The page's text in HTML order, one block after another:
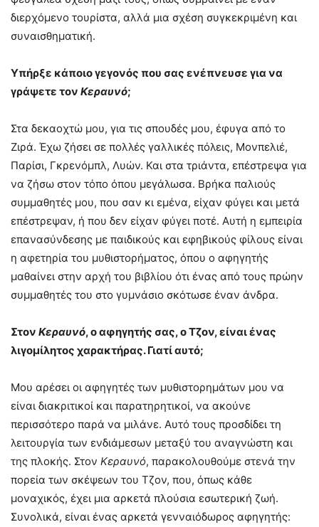
διερχόμενο τουρίστα, αλλά μια σχέση συγκεκριμένη και
συναισθηματική.
Υπήρξε κάποιο γεγονός που σας ενέπνευσε για να
γράψετε τον Κεραυνό;
Στα δεκαοχτώ μου, για τις σπουδές μου, έφυγα από το
Ζιρά. Έχω ζήσει σε πολλές γαλλικές πόλεις, Μονπελιέ,
Παρίσι, Γκρενόμπλ, Λυών. Και στα τριάντα, επέστρεψα για
να ζήσω στον τόπο όπου μεγάλωσα. Βρήκα παλιούς
συμμαθητές μου, που σαν κι εμένα, είχαν φύγει και μετά
επέστρεψαν, ή που δεν είχαν φύγει ποτέ. Αυτή η εμπειρία
επανασύνδεσης με παιδικούς και εφηβικούς φίλους είναι
η αφετηρία του μυθιστορήματος, όπου ο αφηγητής
μαθαίνει στην αρχή του βιβλίου ότι ένας από τους πρώην
συμμαθητές του στο γυμνάσιο σκότωσε έναν άνδρα.
Στον Κεραυνό, ο αφηγητής σας, οΤζον, είναι ένας
λιγομίλητος χαρακτήρας. Γιατί αυτό;
Μου αρέσει οι αφηγητές των μυθιστορημάτων μου να
είναι διακριτικοί και παρατηρητικοί, να ακούνε
περισσότερο παρά να μιλάνε. Αυτό τους προσδίδει τη
λειτουργία των ενδιάμεσων μεταξύ του αναγνώστη και
της πλοκής. Στον Κεραυνό, παρακολουθούμε στενά την
πορεία των σκέψεων του Τζον, που, όπως κάθε
μοναχικός, έχει μια αρκετά πλούσια εσωτερική ζωή.
Συνολικά, είναι ένας αρκετά γενναιόδωρος αφηγητής: